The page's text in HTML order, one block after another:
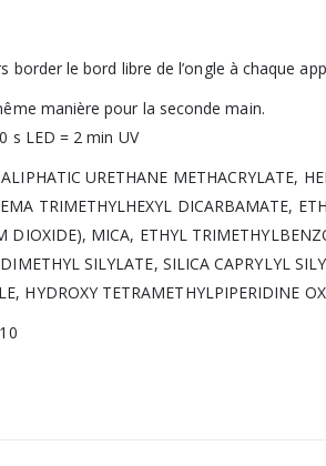
border le bord libre de l’ongle à chaque
manière pour la seconde main.
s LED = 2 min UV
URETHANE METHACRYLATE,
TRIMETHYLHEXYL DICARBAMATE,
MICA, ETHYL
SILYLATE, SILICA CAPRYLYL
HYDROXY TETRAMETHYLPIPERIDINE